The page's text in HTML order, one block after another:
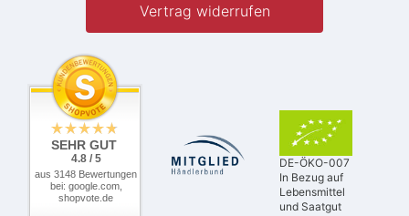
Vertrag widerrufen
SEHR GUT
4.8 / 5
aus 3148 Bewertungen
bei: google.com,
shopvote.de
DE-ÖKO-007
In Bezug auf
Lebensmittel
und Saatgut